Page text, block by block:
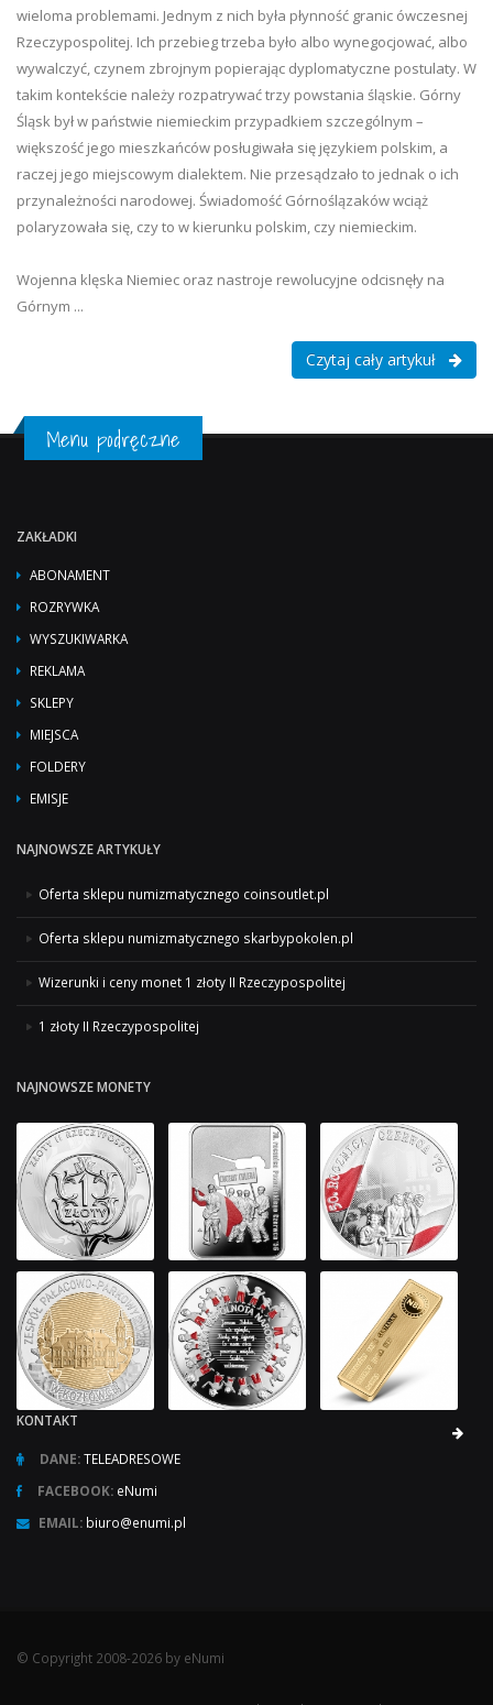
wieloma problemami. Jednym z nich była płynność granic ówczesnej
Rzeczypospolitej. Ich przebieg trzeba było albo wynegocjować, albo
wywalczyć, czynem zbrojnym popierając dyplomatyczne postulaty. W
takim kontekście należy rozpatrywać trzy powstania śląskie. Górny
Śląsk był w państwie niemieckim przypadkiem szczególnym –
większość jego mieszkańców posługiwała się językiem polskim, a
raczej jego miejscowym dialektem. Nie przesądzało to jednak o ich
przynależności narodowej. Świadomość Górnoślązaków wciąż
polaryzowała się, czy to w kierunku polskim, czy niemieckim.
Wojenna klęska Niemiec oraz nastroje rewolucyjne odcisnęły na
Górnym ...
Czytaj cały artykuł
Menu podręczne
ZAKŁADKI
ABONAMENT
ROZRYWKA
WYSZUKIWARKA
REKLAMA
SKLEPY
MIEJSCA
FOLDERY
EMISJE
NAJNOWSZE ARTYKUŁY
Oferta sklepu numizmatycznego coinsoutlet.pl
Oferta sklepu numizmatycznego skarbypokolen.pl
Wizerunki i ceny monet 1 złoty II Rzeczypospolitej
1 złoty II Rzeczypospolitej
NAJNOWSZE MONETY
KONTAKT
DANE:TELEADRESOWE
FACEBOOK: eNumi
EMAIL: biuro@enumi.pl
© Copyright 2008-2026 by eNumi